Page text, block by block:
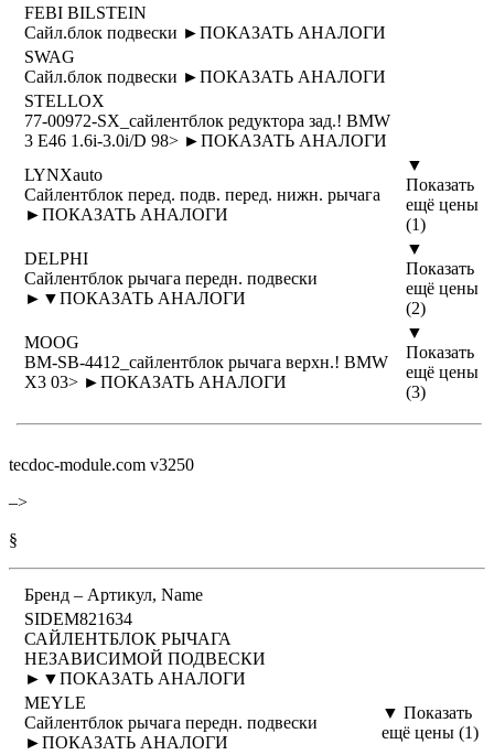
FEBI BILSTEIN
Сайл.блок подвески ►ПОКАЗАТЬ АНАЛОГИ
SWAG
Сайл.блок подвески ►ПОКАЗАТЬ АНАЛОГИ
STELLOX
77-00972-SX_сайлентблок редуктора зад.! BMW
3 E46 1.6i-3.0i/D 98> ►ПОКАЗАТЬ АНАЛОГИ
LYNXauto
Сайлентблок перед. подв. перед. нижн. рычага
►ПОКАЗАТЬ АНАЛОГИ
▼
Показать
ещё цены
(1)
DELPHI
Сайлентблок рычага передн. подвески
► ▼ПОКАЗАТЬ АНАЛОГИ
▼
Показать
ещё цены
(2)
MOOG
BM-SB-4412_сайлентблок рычага верхн.! BMW
X3 03> ►ПОКАЗАТЬ АНАЛОГИ
▼
Показать
ещё цены
(3)
tecdoc-module.com v3250
–>
§
Бренд – Артикул, Name
SIDEM821634
САЙЛЕНТБЛОК РЫЧАГА
НЕЗАВИСИМОЙ ПОДВЕСКИ
► ▼ПОКАЗАТЬ АНАЛОГИ
MEYLE
Сайлентблок рычага передн. подвески
►ПОКАЗАТЬ АНАЛОГИ
▼ Показать
ещё цены (1)